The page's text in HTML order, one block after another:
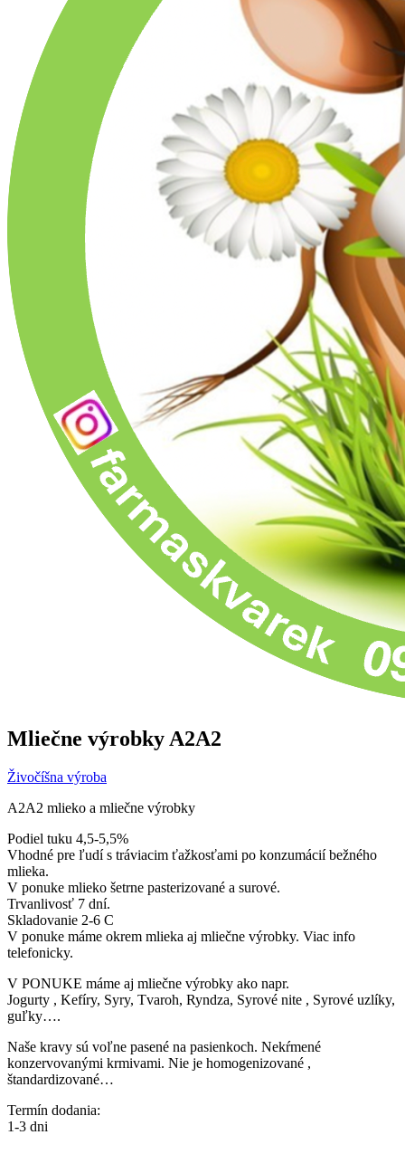
Mliečne výrobky A2A2
Živočíšna výroba
A2A2 mlieko a mliečne výrobky
Podiel tuku 4,5-5,5%
Vhodné pre ľudí s tráviacim ťažkosťami po konzumácií bežného
mlieka.
V ponuke mlieko šetrne pasterizované a surové.
Trvanlivosť 7 dní.
Skladovanie 2-6 C
V ponuke máme okrem mlieka aj mliečne výrobky. Viac info
telefonicky.
V PONUKE máme aj mliečne výrobky ako napr.
Jogurty , Kefíry, Syry, Tvaroh, Ryndza, Syrové nite , Syrové uzlíky,
guľky….
Naše kravy sú voľne pasené na pasienkoch. Nekŕmené
konzervovanými krmivami. Nie je homogenizované ,
štandardizované…
Termín dodania:
1-3 dni